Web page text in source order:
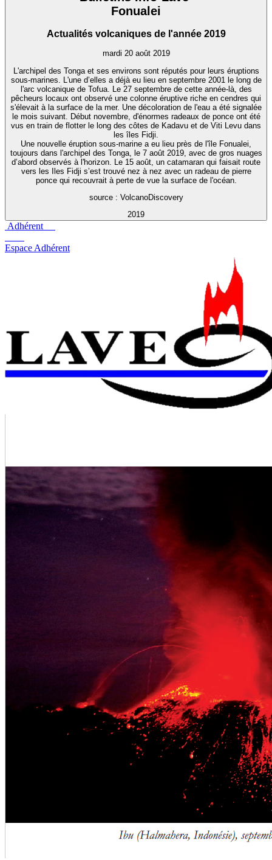
Fonualei
Actualités volcaniques de l'année 2019
mardi 20 août 2019
L'archipel des Tonga et ses environs sont réputés pour leurs éruptions
sous-marines. L'une d’elles a déjà eu lieu en septembre 2001 le long de
l'arc volcanique de Tofua. Le 27 septembre de cette année-là, des
pêcheurs locaux ont observé une colonne éruptive riche en cendres qui
s'élevait à la surface de la mer. Une décoloration de l'eau a été signalée
le mois suivant. Début novembre, d'énormes radeaux de ponce ont été
vus en train de flotter le long des côtes de Kadavu et de Viti Levu dans
les îles Fidji.
Une nouvelle éruption sous-marine a eu lieu près de l'île Fonualei,
toujours dans l'archipel des Tonga, le 7 août 2019, avec de gros nuages
d’abord observés à l'horizon. Le 15 août, un catamaran qui faisait route
vers les Iles Fidji s’est trouvé nez à nez avec un radeau de pierre
ponce qui recouvrait à perte de vue la surface de l'océan.
source : VolcanoDiscovery
2019
Adhérent
Espace Adhérent